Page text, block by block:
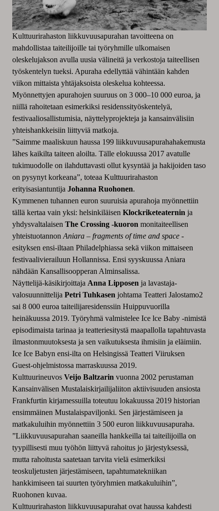
Kulttuurirahaston liikkuvuusapurahan tavoitteena on
mahdollistaa taiteilijoille tai työryhmille ulkomaisen
oleskelujakson avulla uusia välineitä ja verkostoja taiteellisen
työskentelyn tueksi. Apuraha edellyttää vähintään kahden
viikon mittaista yhtäjaksoista oleskelua kohteessa.
Myönnettyjen apurahojen suuruus on 3 000–10 000 euroa, ja
niillä rahoitetaan esimerkiksi residenssityöskentelyä,
festivaaliosallistumisia, näyttelyprojekteja ja kansainvälisiin
yhteishankkeisiin liittyviä matkoja.
”Saimme maaliskuun haussa 199 liikkuvuusapurahahakemusta
lähes kaikilta taiteen aloilta. Tälle elokuussa 2017 avatulle
tukimuodolle on ilahduttavasti ollut kysyntää ja hakijoiden taso
on pysynyt korkeana”, toteaa Kulttuurirahaston
erityisasiantuntija Johanna Ruohonen.
Kymmenen tuhannen euron suuruisia apurahoja myönnettiin
tällä kertaa vain yksi: helsinkiläisen Klockriketeaternin ja
yhdysvaltalaisen The Crossing -kuoron monitaiteellisen
yhteistuotannon Aniara – fragments of time and space-
esityksen ensi-iltaan Philadelphiassa sekä viikon mittaiseen
festivaalivierailuun Hollannissa. Ensi syyskuussa Aniara
nähdään Kansallisoopperan Alminsalissa.
Näyttelijä-käsikirjoittaja Anna Lipposen ja lavastaja-
valosuunnittelija Petri Tuhkasen johtama Teatteri Jalostamo2
sai 8 000 euroa taiteilijaresidenssiin Huippuvuorilla
heinäkuussa 2019. Työryhmä valmistelee Ice lce Baby -nimistä
episodimaista tarinaa ja teatteriesitystä maapallolla tapahtuvasta
ilmastonmuutoksesta ja sen vaikutuksesta ihmisiin ja eläimiin.
Ice Ice Babyn ensi-ilta on Helsingissä Teatteri Viiruksen
Guest-ohjelmistossa marraskuussa 2019.
Kulttuurineuvos Veijo Baltzarin vuonna 2002 perustaman
Kansainvälisen Mustalaiskirjailijaliiton aktiivisuuden ansiosta
Frankfurtin kirjamessuilla toteutuu lokakuussa 2019 historian
ensimmäinen Mustalaispaviljonki. Sen järjestämiseen ja
matkakuluihin myönnettiin 3 500 euron liikkuvuusapuraha.
”Liikkuvuusapurahan saaneilla hankkeilla tai taiteilijoilla on
tyypillisesti muu työhön liittyvä rahoitus jo järjestyksessä,
mutta rahoitusta saatetaan tarvita vielä esimerkiksi
teoskuljetusten järjestämiseen, tapahtumatekniikan
hankkimiseen tai suurten työryhmien matkakuluihin”,
Ruohonen kuvaa.
Kulttuurirahaston liikkuvuusapurahat ovat haussa kahdesti